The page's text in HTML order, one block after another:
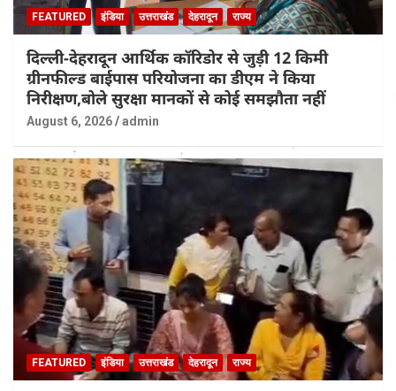
FEATURED इंडिया उत्तराखंड देहरादून राज्य
दिल्ली-देहरादून आर्थिक कॉरिडोर से जुड़ी 12 किमी
ग्रीनफील्ड बाईपास परियोजना का डीएम ने किया
निरीक्षण,बोले सुरक्षा मानकों से कोई समझौता नहीं
August 6, 2026 admin
FEATURED इंडिया उत्तराखंड देहरादून राज्य